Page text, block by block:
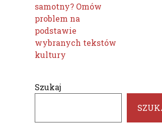
samotny? Omów
problem na
podstawie
wybranych tekstów
kultury
Szukaj